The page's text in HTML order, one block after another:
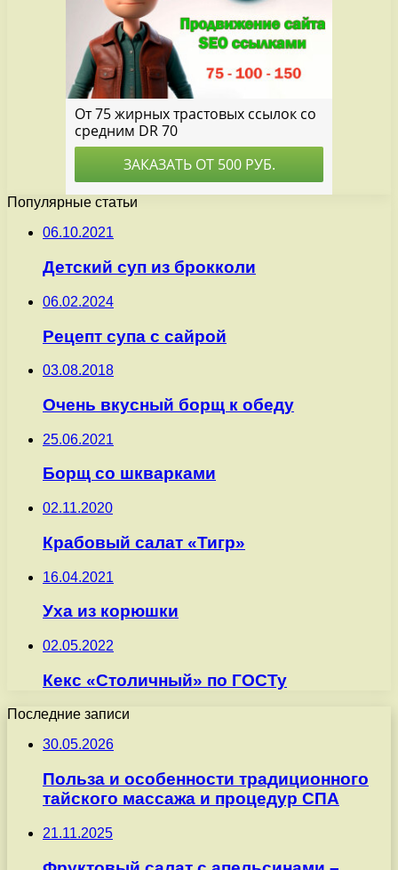
Популярные статьи
06.10.2021
Детский суп из брокколи
06.02.2024
Рецепт супа с сайрой
03.08.2018
Очень вкусный борщ к обеду
25.06.2021
Борщ со шкварками
02.11.2020
Крабовый салат «Тигр»
16.04.2021
Уха из корюшки
02.05.2022
Кекс «Столичный» по ГОСТу
Последние записи
30.05.2026
Польза и особенности традиционного
тайского массажа и процедур СПА
21.11.2025